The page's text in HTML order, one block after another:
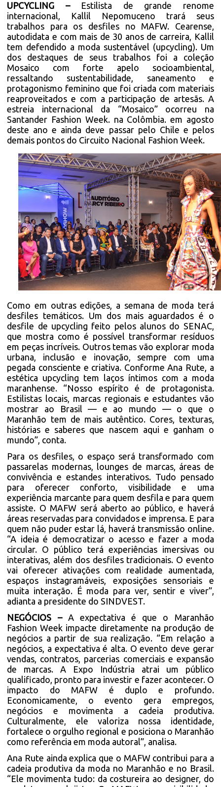
UPCYCLING –Estilista de grande renome
internacional, Kallil Nepomuceno trará seus
trabalhos para os desfiles no MAFW. Cearense,
autodidata e com mais de 30 anos de carreira, Kallil
tem defendido a moda sustentável (upcycling). Um
dos destaques de seus trabalhos foi a coleção
Mosaico com forte apelo socioambiental,
ressaltando sustentabilidade, saneamento e
protagonismo feminino que foi criada com materiais
reaproveitados e com a participação de artesãs. A
estreia internacional da “Mosaico” ocorreu na
Santander Fashion Week. na Colômbia. em agosto
deste ano e ainda deve passar pelo Chile e pelos
demais pontos do Circuito Nacional Fashion Week.
Como em outras edições, a semana de moda terá
desfiles temáticos. Um dos mais aguardados é o
desfile de upcycling feito pelos alunos do SENAC,
que mostra como é possível transformar resíduos
em peças incríveis. Outros temas vão explorar moda
urbana, inclusão e inovação, sempre com uma
pegada consciente e criativa. Conforme Ana Rute, a
estética upcycling tem laços íntimos com a moda
maranhense. “Nosso espírito é de protagonista.
Estilistas locais, marcas regionais e estudantes vão
mostrar ao Brasil — e ao mundo — o que o
Maranhão tem de mais autêntico. Cores, texturas,
histórias e saberes que nascem aqui e ganham o
mundo”, conta.
Para os desfiles, o espaço será transformado com
passarelas modernas, lounges de marcas, áreas de
convivência e estandes interativos. Tudo pensado
para oferecer conforto, visibilidade e uma
experiência marcante para quem desfila e para quem
assiste. O MAFW será aberto ao público, e haverá
áreas reservadas para convidados e imprensa. E para
quem não puder estar lá, haverá transmissão online.
“A ideia é democratizar o acesso e fazer a moda
circular. O público terá experiências imersivas ou
interativas, além dos desfiles tradicionais. O evento
vai oferecer ativações com realidade aumentada,
espaços instagramáveis, exposições sensoriais e
muita interação. É moda para ver, sentir e viver”,
adianta a presidente do SINDVEST.
NEGÓCIOS –A expectativa é que o Maranhão
Fashion Week impacte diretamente na produção de
negócios a partir de sua realização. “Em relação a
negócios, a expectativa é alta. O evento deve gerar
vendas, contratos, parcerias comerciais e expansão
de marcas. A Expo Indústria atrai um público
qualificado, pronto para investir e fazer acontecer. O
impacto do MAFW é duplo e profundo.
Economicamente, o evento gera empregos,
negócios e movimenta a cadeia produtiva.
Culturalmente, ele valoriza nossa identidade,
fortalece o orgulho regional e posiciona o Maranhão
como referência em moda autoral”, analisa.
Ana Rute ainda explica que o MAFW contribui para a
cadeia produtiva da moda no Maranhão e no Brasil.
“Ele movimenta tudo: da costureira ao designer, do